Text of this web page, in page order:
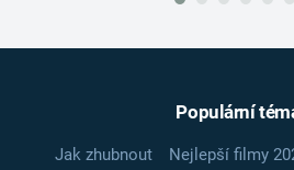
Populární
Jak zhubnout Nejlepší filmy